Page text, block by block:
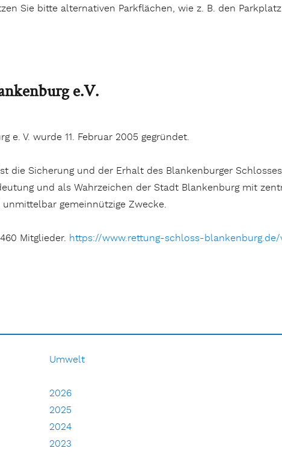
Sie bitte alternativen Parkflächen, wie z. B. den
e.V.
e. V. wurde 11. Februar 2005 gegründet.
die Sicherung und der Erhalt des Blankenburger
und als Wahrzeichen der Stadt Blankenburg mit
gemeinnützige Zwecke.
Mitglieder. https://www.rettung-schloss-
Umwelt
2026
2025
2024
2023